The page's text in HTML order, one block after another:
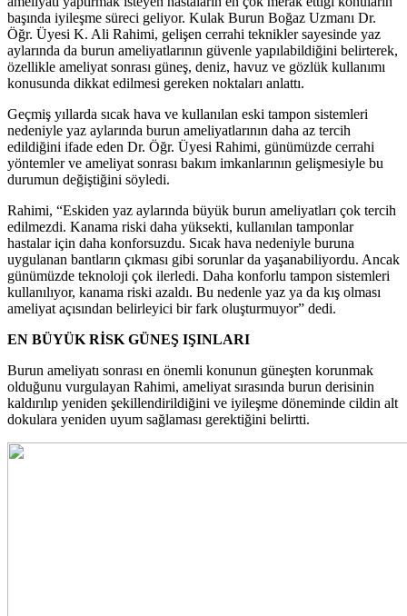
başında iyileşme süreci geliyor. Kulak Burun Boğaz Uzmanı Dr.
Öğr. Üyesi K. Ali Rahimi, gelişen cerrahi teknikler sayesinde yaz
aylarında da burun ameliyatlarının güvenle yapılabildiğini belirterek,
özellikle ameliyat sonrası güneş, deniz, havuz ve gözlük kullanımı
konusunda dikkat edilmesi gereken noktaları anlattı.
Geçmiş yıllarda sıcak hava ve kullanılan eski tampon sistemleri
nedeniyle yaz aylarında burun ameliyatlarının daha az tercih
edildiğini ifade eden Dr. Öğr. Üyesi Rahimi, günümüzde cerrahi
yöntemler ve ameliyat sonrası bakım imkanlarının gelişmesiyle bu
durumun değiştiğini söyledi.
Rahimi, “Eskiden yaz aylarında büyük burun ameliyatları çok tercih
edilmezdi. Kanama riski daha yüksekti, kullanılan tamponlar
hastalar için daha konforsuzdu. Sıcak hava nedeniyle buruna
uygulanan bantların çıkması gibi sorunlar da yaşanabiliyordu. Ancak
günümüzde teknoloji çok ilerledi. Daha konforlu tampon sistemleri
kullanılıyor, kanama riski azaldı. Bu nedenle yaz ya da kış olması
ameliyat açısından belirleyici bir fark oluşturmuyor” dedi.
EN BÜYÜK RİSK GÜNEŞ IŞINLARI
Burun ameliyatı sonrası en önemli konunun güneşten korunmak
olduğunu vurgulayan Rahimi, ameliyat sırasında burun derisinin
kaldırılıp yeniden şekillendirildiğini ve iyileşme döneminde cildin alt
dokulara yeniden uyum sağlaması gerektiğini belirtti.